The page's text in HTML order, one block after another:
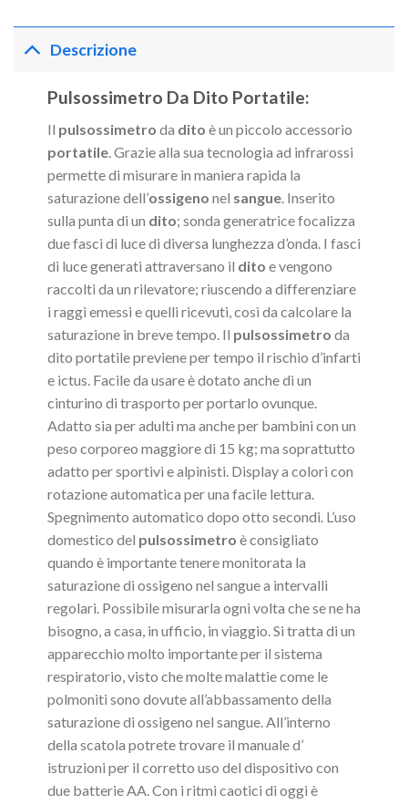
Descrizione
Pulsossimetro Da Dito Portatile:
Il pulsossimetro da dito è un piccolo accessorio
portatile. Grazie alla sua tecnologia ad infrarossi
permette di misurare in maniera rapida la
saturazione dell’ossigeno nel sangue. Inserito
sulla punta di un dito; sonda generatrice focalizza
due fasci di luce di diversa lunghezza d’onda. I fasci
di luce generati attraversano il dito e vengono
raccolti da un rilevatore; riuscendo a differenziare
i raggi emessi e quelli ricevuti, così da calcolare la
saturazione in breve tempo. Il pulsossimetro da
dito portatile previene per tempo il rischio d’infarti
e ictus. Facile da usare è dotato anche di un
cinturino di trasporto per portarlo ovunque.
Adatto sia per adulti ma anche per bambini con un
peso corporeo maggiore di 15 kg; ma soprattutto
adatto per sportivi e alpinisti. Display a colori con
rotazione automatica per una facile lettura.
Spegnimento automatico dopo otto secondi. L’uso
domestico del pulsossimetro è consigliato
quando è importante tenere monitorata la
saturazione di ossigeno nel sangue a intervalli
regolari. Possibile misurarla ogni volta che se ne ha
bisogno, a casa, in ufficio, in viaggio. Si tratta di un
apparecchio molto importante per il sistema
respiratorio, visto che molte malattie come le
polmoniti sono dovute all’abbassamento della
saturazione di ossigeno nel sangue. All’interno
della scatola potrete trovare il manuale d’
istruzioni per il corretto uso del dispositivo con
due batterie AA. Con i ritmi caotici di oggi è